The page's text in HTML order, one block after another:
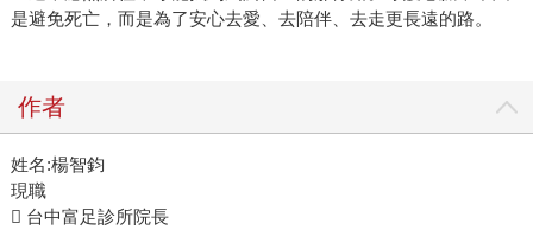
是避免死亡，而是為了安心去愛、去陪伴、去走更長遠的路。
作者
姓名:楊智鈞
現職
 台中富足診所院長